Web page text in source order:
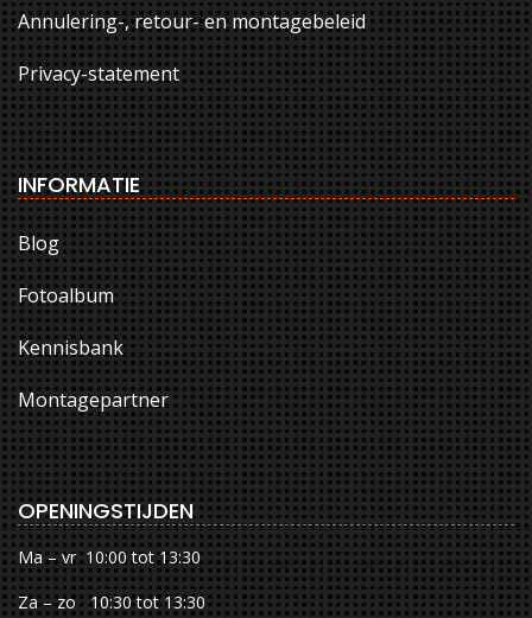
Annulering-, retour- en montagebeleid
Privacy-statement
INFORMATIE
Blog
Fotoalbum
Kennisbank
Montagepartner
OPENINGSTIJDEN
Ma – vr 10:00 tot 13:30
Za – zo 10:30 tot 13:30